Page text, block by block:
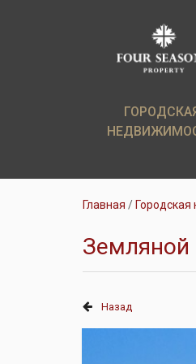
ГОРОДСКАЯ
Элитные
Аренда
Главная
Земляной
Назад